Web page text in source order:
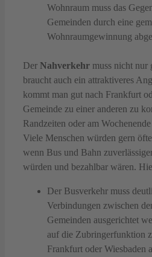
Wohnraum muss das
Gemeinden durch eine
Wohnraumgewinnung
Der Nahverkehr muss nicht nur
braucht auch ein attraktiveres
kommt man gut nach Frankfurt
Gemeinde zu einer anderen zu
Randzeiten oder am
Viele Menschen würden gern
wenn Bus und Bahn
würden und bezahlbar wären.
Der Busverkehr muss
Verbindungen zwischen
Gemeinden ausgerichtet
auf die Zubringerfunktion
Frankfurt oder Wiesbaden